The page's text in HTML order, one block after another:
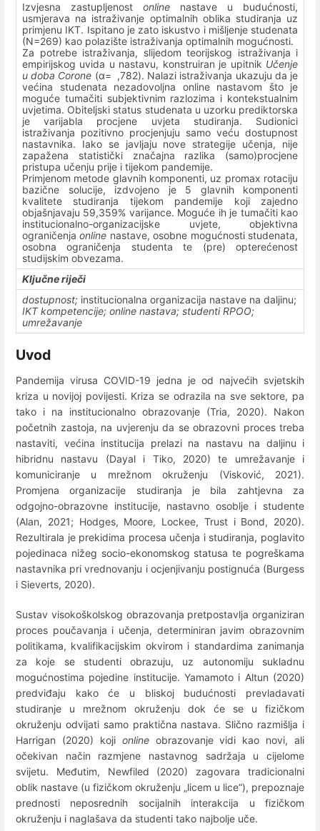
Izvjesna zastupljenost online nastave u budućnosti,
usmjerava na istraživanje optimalnih oblika studiranja uz
primjenu IKT. Ispitano je zato iskustvo i mišljenje studenata
(N=269) kao polazište istraživanja optimalnih mogućnosti.
Za potrebe istraživanja, slijedom teorijskog istraživanja i
empirijskog uvida u nastavu, konstruiran je upitnik Učenje
u doba Corone (α= ,782). Nalazi istraživanja ukazuju da je
većina studenata nezadovoljna online nastavom što je
moguće tumačiti subjektivnim razlozima i kontekstualnim
uvjetima. Obiteljski status studenata u uzorku prediktorska
je varijabla procjene uvjeta studiranja. Sudionici
istraživanja pozitivno procjenjuju samo veću dostupnost
nastavnika. Iako se javljaju nove strategije učenja, nije
zapažena statistički značajna razlika (samo)procjene
pristupa učenju prije i tijekom pandemije.
Primjenom metode glavnih komponenti, uz promax rotaciju
bazične solucije, izdvojeno je 5 glavnih komponenti
kvalitete studiranja tijekom pandemije koji zajedno
objašnjavaju 59,359% varijance. Moguće ih je tumačiti kao
institucionalno-organizacijske uvjete, objektivna
ograničenjaonline nastave, osobne mogućnosti studenata,
osobna ograničenja studenta te (pre) opterećenost
studijskim obvezama.
Ključne riječi
dostupnost; institucionalna organizacija nastave na daljinu;
IKT kompetencije; online nastava; studenti RPOO;
umrežavanje
Uvod
Pandemija virusa COVID-19 jedna je od najvećih svjetskih
kriza u novijoj povijesti. Kriza se odrazila na sve sektore, pa
tako i na institucionalno obrazovanje (Tria, 2020). Nakon
početnih zastoja, na uvjerenju da se obrazovni proces treba
nastaviti, većina institucija prelazi na nastavu na daljinu i
hibridnu nastavu (Dayal i Tiko, 2020) te umrežavanje i
komuniciranje u mrežnom okruženju (Visković, 2021).
Promjena organizacije studiranja je bila zahtjevna za
odgojno-obrazovne institucije, nastavno osoblje i studente
(Alan, 2021; Hodges, Moore, Lockee, Trust i Bond, 2020).
Rezultirala je prekidima procesa učenja i studiranja, poglavito
pojedinaca nižeg socio-ekonomskog statusa te pogreškama
nastavnika pri vrednovanju i ocjenjivanju postignuća (Burgess
i Sieverts, 2020).
Sustav visokoškolskog obrazovanja pretpostavlja organiziran
proces poučavanja i učenja, determiniran javim obrazovnim
politikama, kvalifikacijskim okvirom i standardima zanimanja
za koje se studenti obrazuju, uz autonomiju sukladnu
mogućnostima pojedine institucije. Yamamoto i Altun (2020)
predviđaju kako će u bliskoj budućnosti prevladavati
studiranje u mrežnom okruženju dok će se u fizičkom
okruženju odvijati samo praktična nastava. Slično razmišlja i
Harrigan (2020) koji onlineobrazovanje vidi kao novi, ali
očekivan način razmjene nastavnog sadržaja u cijelome
svijetu. Međutim, Newfiled (2020) zagovara tradicionalni
oblik nastave (u fizičkom okruženju „licem u lice“), prepoznaje
prednosti neposrednih socijalnih interakcija u fizičkom
okruženju i naglašava da studenti tako najbolje uče.